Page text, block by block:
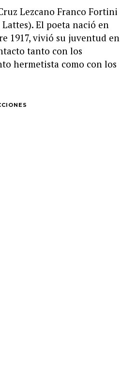
Lezcano Franco Fortini
El poeta nació en
1917, vivió su juventud en
tanto con los
hermetista como con los